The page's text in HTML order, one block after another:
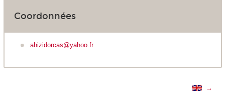
Coordonnées
ahizidorcas@yahoo.fr
→